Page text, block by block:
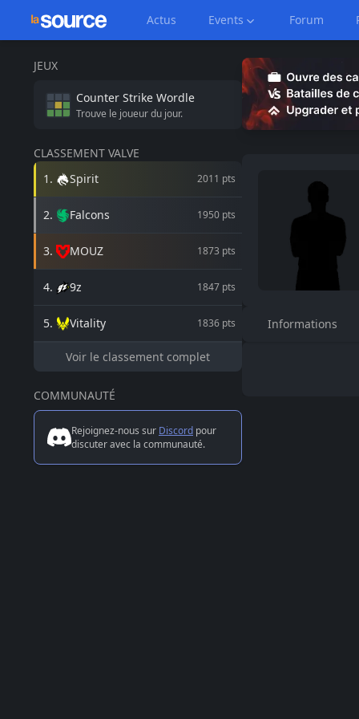
Actus Events Forum
JEUX
Counter Strike Wordle
Trouve le joueur du jour.
CLASSEMENT VALVE
1 . Spirit 2011 pts
2. Falcons 1950 pts
3. MOUZ 1873 pts
4. 9z 1847 pts
5. Vitality 1836 pts
Voir le classement complet
COMMUNAUTÉ
Rejoignez-nous sur Discord pour
discuter avec la communauté.
Informations